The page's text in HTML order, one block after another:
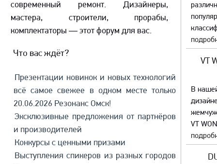
современный ремонт. Дизайнеры,
мастера, строители, прорабы,
комплектаторы — этот форум для вас.
Что вас ждёт?
Презентации новинок и новых технологий
всё самое свежее в одном месте только
20.06.2026 Резонанс Омск!
Эксклюзивные предложения от партнёров
и производителей
Конкурсы с ценными призами
Выступления спикеров из разных городов
VT
В
VT